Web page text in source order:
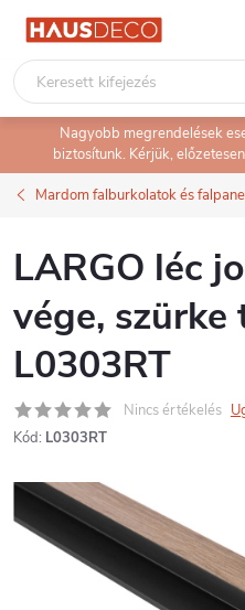
Ugrás
tartalomhoz
Nagyobb megrendelések
biztosítunk. Kérjük,
Mardom falburkolatok és
LARGO léc
vége,
L0303RT
Nincs értékelés
Kód: L0303RT